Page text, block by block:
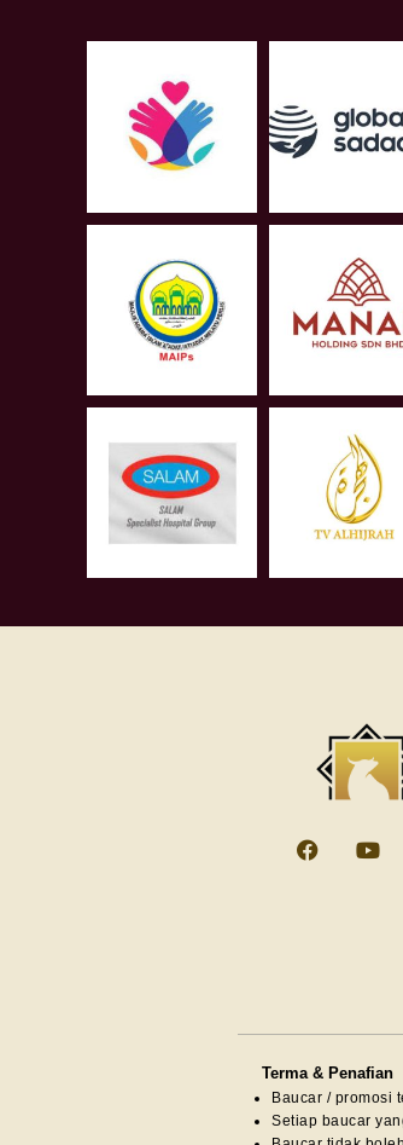
Terma & Penafian
Baucar / promosi
Setiap baucar